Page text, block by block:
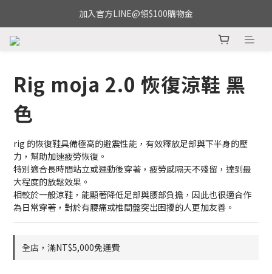
加入官方LINE@領$100購物金
Rig moja 2.0 恢復涼鞋 黑
色
rig 的恢復鞋具備極高的避震性能，有效釋放足部與下半身的壓
力，幫助加速疲勞恢復。
特別適合長時間站立或運動後穿著，疲勞感隔天不殘留，達到最
大程度的放鬆效果。
相較於一般涼鞋，能顯著降低足部與腰部負擔，因此也很適合作
為日常穿著，對於有腰痛或椎間盤突出困擾的人更加友善。
全店，滿NT$5,000免運費